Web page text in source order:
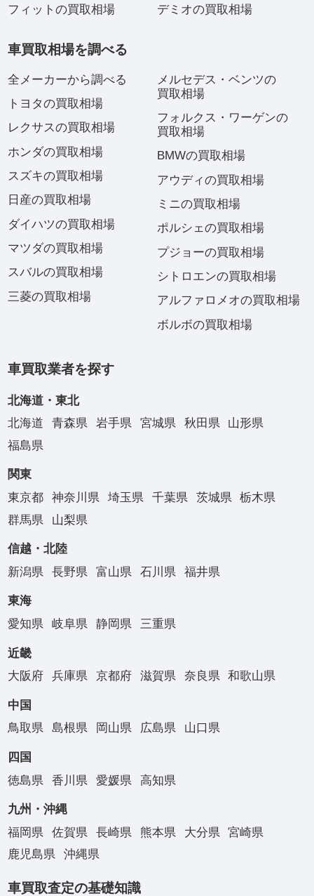
フィットの買取相場
デミオの買取相場
車買取相場を調べる
全メーカーから調べる
トヨタの買取相場
レクサスの買取相場
ホンダの買取相場
スズキの買取相場
日産の買取相場
ダイハツの買取相場
マツダの買取相場
スバルの買取相場
三菱の買取相場
メルセデス・ベンツの
買取相場
フォルクス・ワーゲンの
買取相場
BMWの買取相場
アウディの買取相場
ミニの買取相場
ポルシェの買取相場
プジョーの買取相場
シトロエンの買取相場
アルファロメオの買取相場
ボルボの買取相場
車買取業者を探す
北海道・東北
北海道
青森県 岩手県 宮城県 秋田県
山形県
福島県
関東
東京都
神奈川県 埼玉県 千葉県 茨城県
栃木県
群馬県
山梨県
信越・北陸
新潟県
長野県 富山県 石川県 福井県
東海
愛知県
岐阜県 静岡県 三重県
近畿
大阪府
兵庫県 京都府 滋賀県 奈良県 和歌山県
中国
鳥取県
島根県 岡山県 広島県 山口県
四国
徳島県
香川県 愛媛県 高知県
九州・沖縄
福岡県
佐賀県 長崎県 熊本県 大分県
宮崎県
鹿児島県
沖縄県
車買取査定の基礎知識